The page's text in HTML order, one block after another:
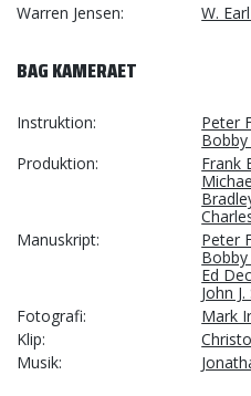
Warren Jensen
W.
BAG KAMERAET
Instruktion
Peter
Produktion
Frank
Manuskript
Peter
Ed
John
Fotografi
Mark
Klip
Musik